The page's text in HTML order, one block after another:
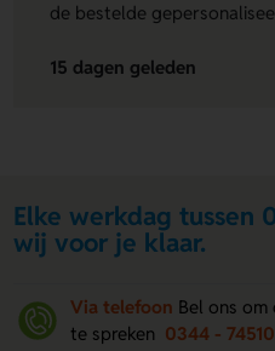
de bestelde
15 dagen geleden
Elke werkdag tussen
wij voor je klaar.
Via telefoon Bel ons
te spreken 0344 -